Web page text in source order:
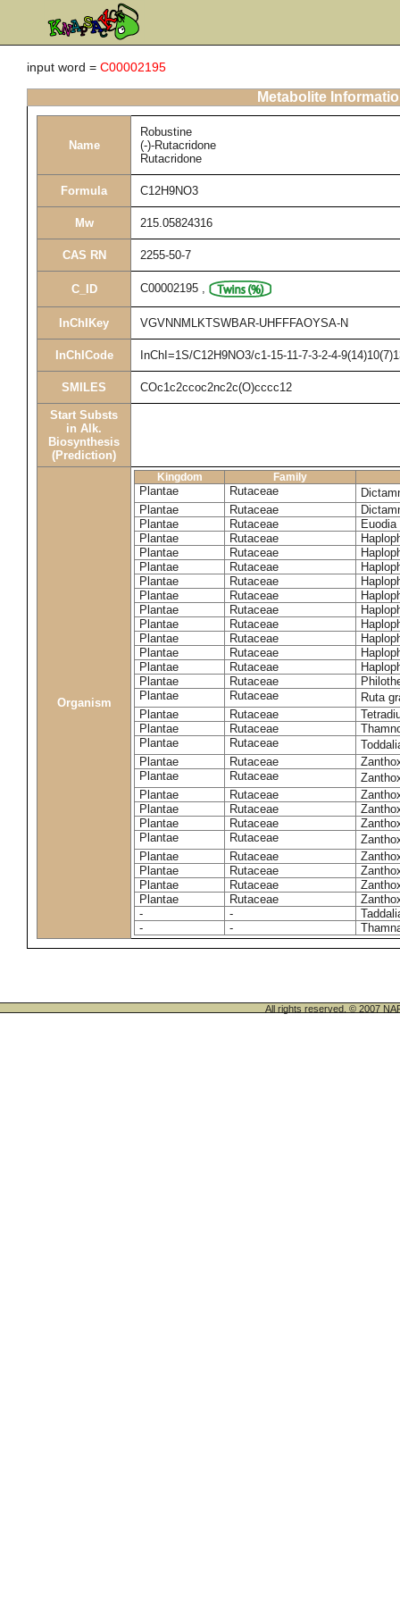
input word = C00002195
Metabolite
Name
Robustine
(-)-Rutacridone
Rutacridone
Formula C12H9NO3
Mw 215.05824316
CAS RN 2255-50-7
C_ID C00002195 ,
InChIKey VGVNNMLKTSWBAR-UHFFFAOYSA-N
InChICode InChI=1S/C12H9NO3/c1-15-11-7-3-2-4-
SMILES COc1c2ccoc2nc2c(O)cccc12
Start Substs
in Alk.
Biosynthesis
(Prediction)
Organism
Kingdom Family
Plantae Rutaceae
Plantae
Rutaceae
Plantae
Rutaceae
Plantae
Rutaceae
Plantae
Rutaceae
Plantae
Rutaceae
Plantae
Rutaceae
Plantae
Rutaceae
Plantae
Rutaceae
Plantae
Rutaceae
Plantae
Rutaceae
Plantae
Rutaceae
Plantae
Rutaceae
Plantae
Rutaceae
Plantae
Rutaceae
Ruta
Plantae
Rutaceae
Plantae
Rutaceae
Plantae
Rutaceae
Plantae
Rutaceae
Plantae
Rutaceae
Plantae
Rutaceae
Plantae
Rutaceae
Plantae
Rutaceae
Plantae
Rutaceae
Plantae
Rutaceae
Plantae
Rutaceae
Plantae
Rutaceae
Plantae
Rutaceae
-
-
-
-
All rights reserved. © 2007